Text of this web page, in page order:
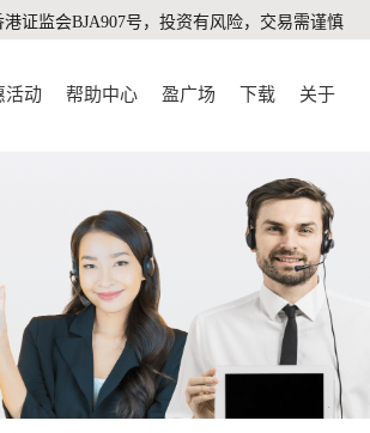
证监会BJA907号，投资有风险，交易需谨慎
活动 帮助中心 盈广场 下载 关于